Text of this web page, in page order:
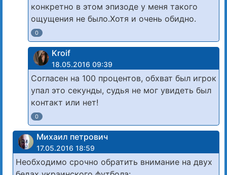
конкретно в этом эпизоде у меня такого
ощущения не было.Хотя и очень обидно.
0
Kroif
18.05.2016 09:39
Согласен на 100 процентов, обхват был игрок
упал это секунды, судья не мог увидеть был
контакт или нет!
0
Михаил петрович
17.05.2016 18:59
Необходимо срочно обратить внимание на двух